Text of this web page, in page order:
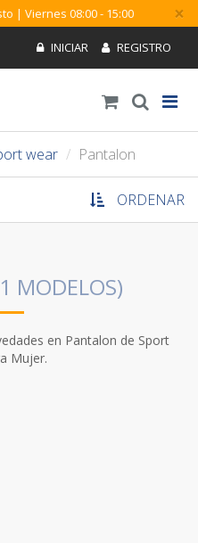
| Viernes 08:00 - 15:00 ×
wear Pantalon
ORDENAR
en Pantalon de Sport
Mujer.